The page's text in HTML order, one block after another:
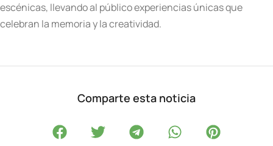
escénicas, llevando al público experiencias únicas que
celebran la memoria y la creatividad.
Comparte esta noticia